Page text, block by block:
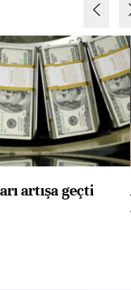
artışa geçti